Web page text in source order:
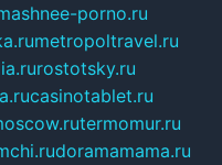
porno.ru
metropoltravel.ru
rostotsky.ru
casinotablet.ru
termomur.ru
doramamama.ru